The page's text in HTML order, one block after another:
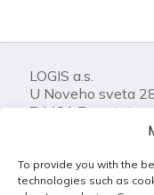
To provide you with the
technologies such as
LOGIS a.s.
U Noveho sveta
74401 Frenstat
Call us: +420 556
LOGIS Helpdesk